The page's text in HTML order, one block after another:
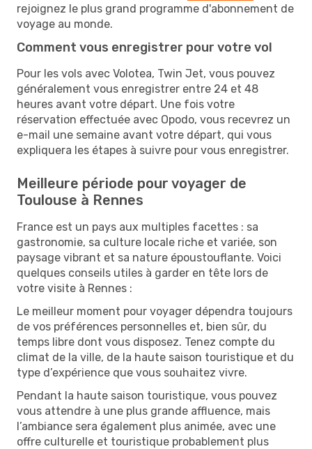
rejoignez le plus grand programme d'abonnement de
voyage au monde.
Comment vous enregistrer pour votre vol
Pour les vols avec Volotea, Twin Jet, vous pouvez
généralement vous enregistrer entre 24 et 48
heures avant votre départ. Une fois votre
réservation effectuée avec Opodo, vous recevrez un
e-mail une semaine avant votre départ, qui vous
expliquera les étapes à suivre pour vous enregistrer.
Meilleure période pour voyager de
Toulouse à Rennes
France est un pays aux multiples facettes : sa
gastronomie, sa culture locale riche et variée, son
paysage vibrant et sa nature époustouflante. Voici
quelques conseils utiles à garder en tête lors de
votre visite à Rennes :
Le meilleur moment pour voyager dépendra toujours
de vos préférences personnelles et, bien sûr, du
temps libre dont vous disposez. Tenez compte du
climat de la ville, de la haute saison touristique et du
type d’expérience que vous souhaitez vivre.
Pendant la haute saison touristique, vous pouvez
vous attendre à une plus grande affluence, mais
l’ambiance sera également plus animée, avec une
offre culturelle et touristique probablement plus